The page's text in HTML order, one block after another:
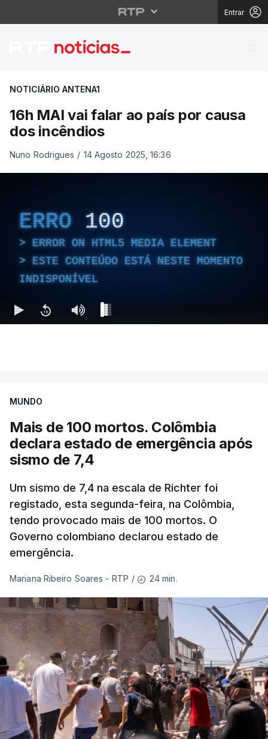
Entrar
16h MAI vai falar ao
NOTICIÁRIO ANTENA1
16h MAI vai falar ao país por causa
dos incêndios
Nuno Rodrigues / 14 Agosto 2025, 16:36
ERRO 100
ERROR ON HTML5 MEDIA ELEMENT
ESTE CONTEÚDO ESTÁ NESTE MOMENTO
INDISPONÍVEL
MUNDO
Mais de 100 mortos. Colômbia
declara estado de emergência após
sismo de 7,4
Um sismo de 7,4 na escala de Richter foi
registado, esta segunda-feira, na Colômbia,
tendo provocado mais de 100 mortos. O
Governo colombiano declarou estado de
emergência.
Mariana Ribeiro Soares - RTP / 24 min.